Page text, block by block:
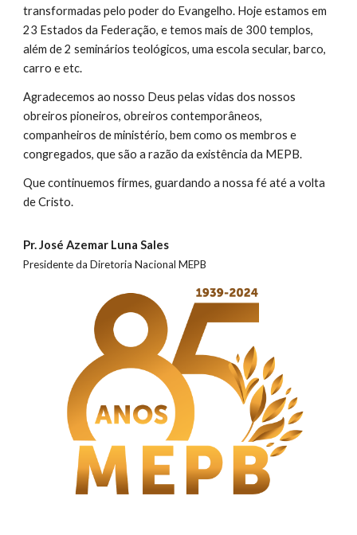
transformadas pelo poder do Evangelho. Hoje estamos em
23 Estados da Federação, e temos mais de 300 templos,
além de 2 seminários teológicos, uma escola secular, barco,
carro e etc.
Agradecemos ao nosso Deus pelas vidas dos nossos
obreiros pioneiros, obreiros contemporâneos,
companheiros de ministério, bem como os membros e
congregados, que são a razão da existência da MEPB.
Que continuemos firmes, guardando a nossa fé até a volta
de Cristo.
Pr.José Azemar Luna Sales
Presidente da Diretoria Nacional MEPB